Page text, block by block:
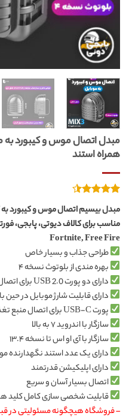
همراه استند
4.43
از 5
در
امتیازدهی
Fortnite, Free Fire
طراحی جذاب و بسیار خاص
بهره‌ مندی از بلوتوث نسخه ۴
دارای دو پورت USB 2.0 برای اتصال موس و کیبورد
دارای قابلیت شارژ موبایل در حین
پورت USB-C برای اتصال منبع تغذیه (5V 2A)
سازگار با اندروید ۷ به بالا
سازگار با آی او اس تا نسخه ۱۳.۴
دارای یک عدد استند نگهدارنده
دارای اپلیکیشن قدرتمند
اتصال بسیار آسان و سریع
قابلیت شخصی سازی کامل کلید
– فروشگاه هیچگونه مسئولیتی در